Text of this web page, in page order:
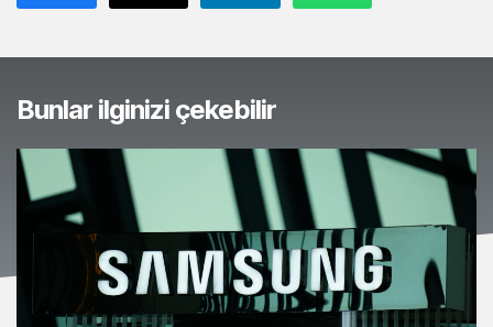
Bunlar ilginizi çekebilir